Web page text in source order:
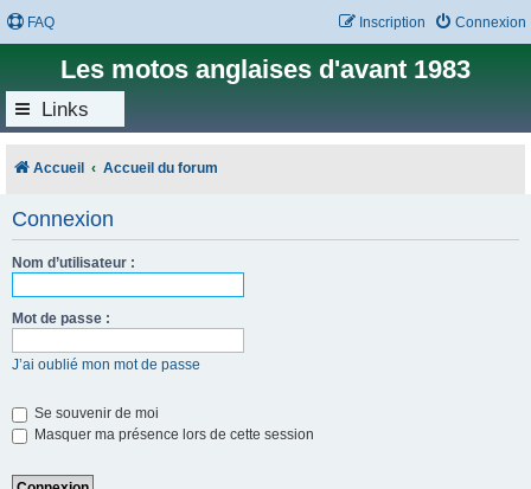
FAQ Connexion
Inscription
Les motos anglaises d'avant 1983
Links
Accueil Accueil du forum
Connexion
Nom d’utilisateur :
Mot de passe :
J’ai oublié mon mot de passe
Se souvenir de moi
Masquer ma présence lors de cette session